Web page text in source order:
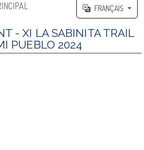
FRANÇAIS
- XI LA SABINITA TRAIL
PUEBLO 2024